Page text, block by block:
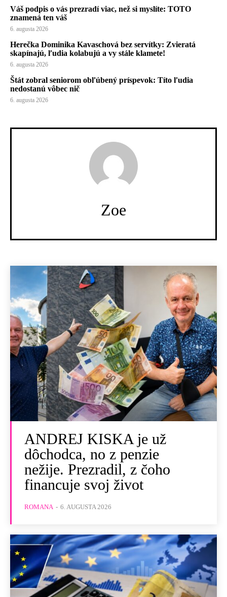
Váš podpis o vás prezradí viac, než si myslíte: TOTO
znamená ten váš
6. augusta 2026
Herečka Dominika Kavaschová bez servítky: Zvieratá
skapínajú, ľudia kolabujú a vy stále klamete!
6. augusta 2026
Štát zobral seniorom obľúbený príspevok: Títo ľudia
nedostanú vôbec nič
6. augusta 2026
Zoe
ANDREJ KISKA je už
dôchodca, no z penzie
nežije. Prezradil, z čoho
financuje svoj život
ROMANA - 6. AUGUSTA 2026